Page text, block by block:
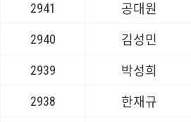
2941 공대원
2940 김성민
2939 박성희
2938 한재규